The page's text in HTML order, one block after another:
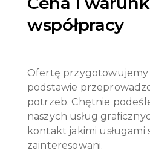
współpracy
Ofertę przygotowujemy
podstawie
potrzeb. Chętnie
naszych usług
kontakt jakimi usługami
zainteresowani.